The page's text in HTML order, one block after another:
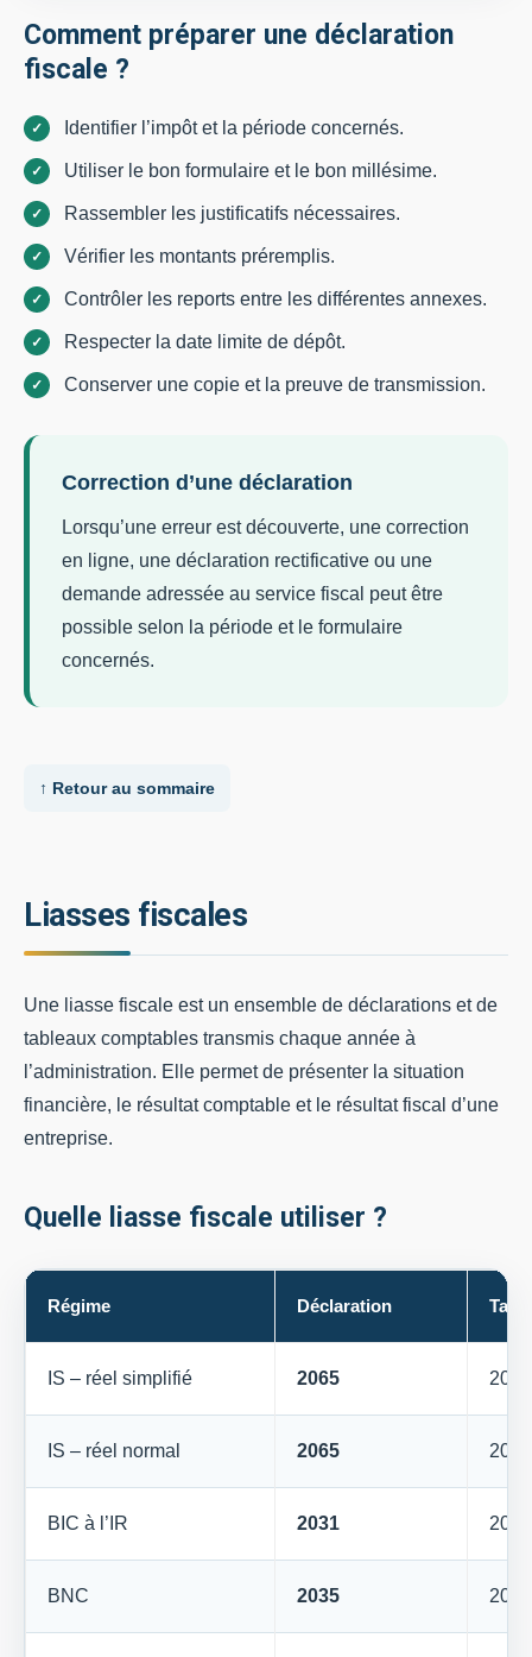
Comment préparer une déclaration
fiscale ?
Identifier l’impôt et la période concernés.
Utiliser le bon formulaire et le bon millésime.
Rassembler les justificatifs nécessaires.
Vérifier les montants préremplis.
Contrôler les reports entre les différentes annexes.
Respecter la date limite de dépôt.
Conserver une copie et la preuve de transmission.
Correction d’une déclaration
Lorsqu’une erreur est découverte, une correction
en ligne, une déclaration rectificative ou une
demande adressée au service fiscal peut être
possible selon la période et le formulaire
concernés.
↑ Retour au sommaire
Liasses fiscales
Une liasse fiscale est un ensemble de déclarations et de
tableaux comptables transmis chaque année à
l’administration. Elle permet de présenter la situation
financière, le résultat comptable et le résultat fiscal d’une
entreprise.
Quelle liasse fiscale utiliser ?
Régime Déclaration
IS – réel simplifié 2065
IS – réel normal 2065
BIC à l’IR 2031
BNC 2035